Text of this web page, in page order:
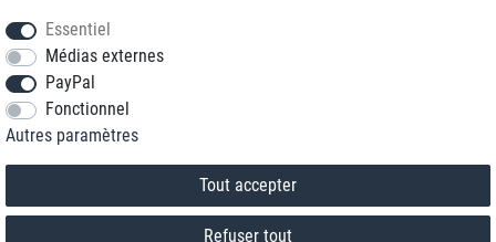
* Vous pouvez nous joindre aux tarifs locaux du lundi au vendredi de 9h à 18h.
Essentiel
Médias externes
PayPal
Fonctionnel
Autres paramètres
Tout accepter
Refuser tout